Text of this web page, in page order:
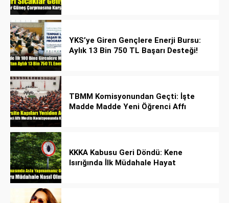
YKS’ye Giren Gençlere Enerji Bursu:
Aylık 13 Bin 750 TL Başarı Desteği!
TBMM Komisyonundan Geçti: İşte
Madde Madde Yeni Öğrenci Affı
KKKA Kabusu Geri Döndü: Kene
Isırığında İlk Müdahale Hayat